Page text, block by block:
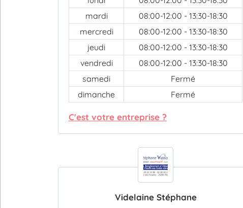
mardi
08:00-12:00 - 13:30-18:30
mercredi
08:00-12:00 - 13:30-18:30
jeudi
08:00-12:00 - 13:30-18:30
vendredi
08:00-12:00 - 13:30-18:30
samedi
Fermé
dimanche
Fermé
C'est votre entreprise ?
Videlaine Stéphane